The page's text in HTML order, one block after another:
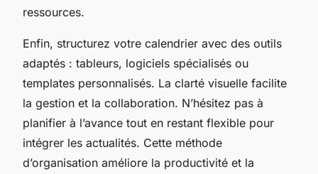
ressources.
Enfin, structurez votre calendrier avec des outils
adaptés : tableurs, logiciels spécialisés ou
templates personnalisés. La clarté visuelle facilite
la gestion et la collaboration. N’hésitez pas à
planifier à l’avance tout en restant flexible pour
intégrer les actualités. Cette méthode
d’organisation améliore la productivité et la